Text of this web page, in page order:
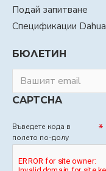
Подай запитване
Спецификации Dahua
БЮЛЕТИН
CAPTCHA
Въведете кода в
полето по-долу